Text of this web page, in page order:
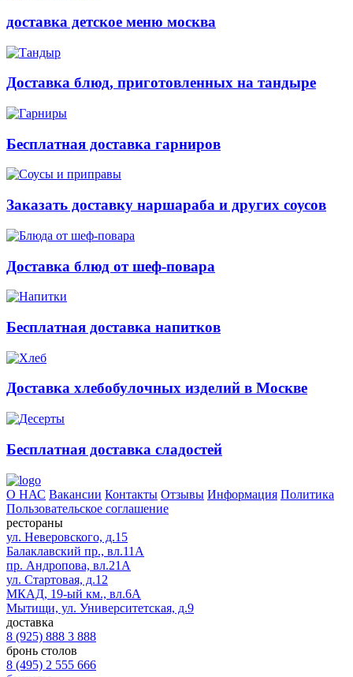
доставка детское меню москва
Доставка блюд, приготовленных на тандыре
Бесплатная доставка гарниров
Заказать доставку наршараба и других соусов
Доставка блюд от шеф-повара
Бесплатная доставка напитков
Доставка хлебобулочных изделий в Москве
Бесплатная доставка сладостей
О НАС Вакансии Контакты Отзывы Информация Политика
Пользовательское соглашение
рестораны
ул. Неверовского, д.15
Балаклавский пр., вл.11А
пр. Андропова, вл.21А
ул. Стартовая, д.12
МКАД, 19-ый км., вл.6А
Мытищи, ул. Университетская, д.9
доставка
8 (925) 888 3 888
бронь столов
8 (495) 2 555 666